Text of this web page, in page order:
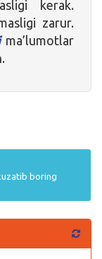
kerak.
zarur.
ma’lumotlar
boring